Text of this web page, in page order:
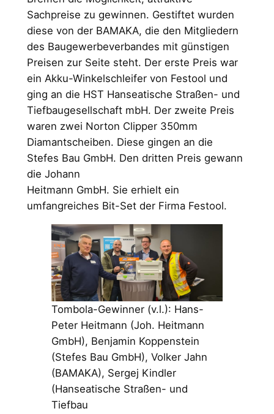
Sachpreise zu gewinnen. Gestiftet wurden
diese von der BAMAKA, die den Mitgliedern
des Baugewerbeverbandes mit günstigen
Preisen zur Seite steht. Der erste Preis war
ein Akku-Winkelschleifer von Festool und
ging an die HST Hanseatische Straßen- und
Tiefbaugesellschaft mbH. Der zweite Preis
waren zwei Norton Clipper 350mm
Diamantscheiben. Diese gingen an die
Stefes Bau GmbH. Den dritten Preis gewann
die Johann
Heitmann GmbH. Sie erhielt ein
umfangreiches Bit-Set der Firma Festool.
Tombola-Gewinner (v.l.): Hans-
Peter Heitmann (Joh. Heitmann
GmbH), Benjamin Koppenstein
(Stefes Bau GmbH), Volker Jahn
(BAMAKA), Sergej Kindler
(Hanseatische Straßen- und
Tiefbau